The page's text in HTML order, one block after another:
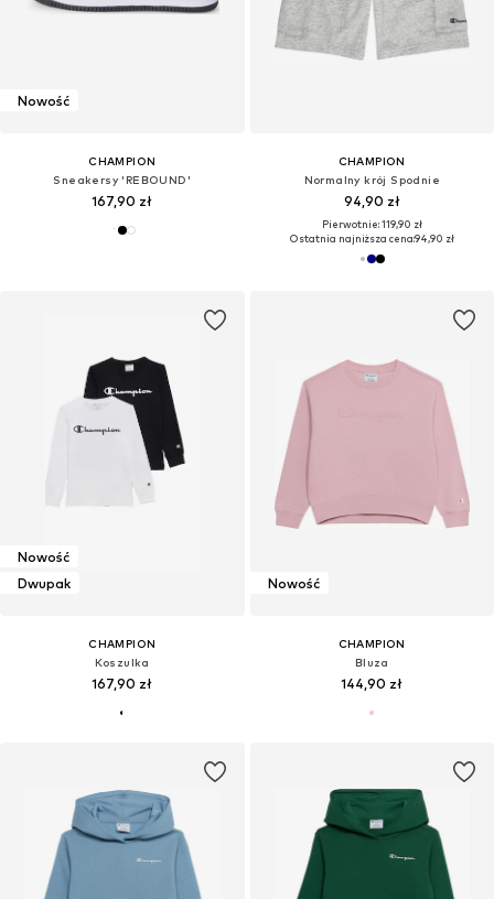
Nowość
CHAMPION
Sneakersy 'REBOUND'
167,90 zł
CHAMPION
Normalny krój Spodnie
94,90 zł
Pierwotnie: 119,90 zł
Ostatnia najniższa cena:94,90 zł
Nowość
Dwupak
CHAMPION
Koszulka
167,90 zł
Nowość
CHAMPION
Bluza
144,90 zł